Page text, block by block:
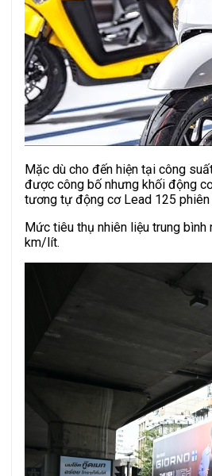
Mặc dù cho đến hiện tại công
được công bố nhưng khối động
tương tự động cơ Lead 125 phiên
Mức tiêu thụ nhiên liệu trung bình
km/lít.